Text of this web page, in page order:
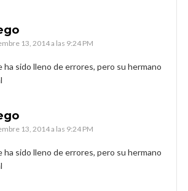
13, 2014 a las 9:24 PM
sido lleno de errores, pero su hermano
13, 2014 a las 9:24 PM
sido lleno de errores, pero su hermano